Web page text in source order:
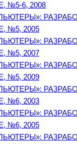
№5-6, 2008
№5, 2005
№5, 2007
№5, 2009
№6, 2003
№6, 2005